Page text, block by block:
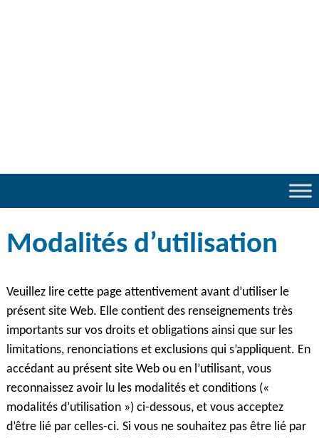
Modalités d’utilisation
Veuillez lire cette page attentivement avant d’utiliser le
présent site Web. Elle contient des renseignements très
importants sur vos droits et obligations ainsi que sur les
limitations, renonciations et exclusions qui s’appliquent. En
accédant au présent site Web ou en l’utilisant, vous
reconnaissez avoir lu les modalités et conditions («
modalités d’utilisation ») ci-dessous, et vous acceptez
d’être lié par celles-ci. Si vous ne souhaitez pas être lié par